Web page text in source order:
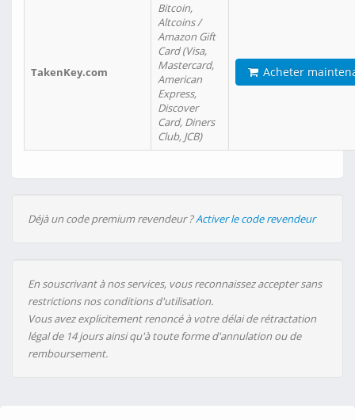
TakenKey.com
Bitcoin,
Altcoins /
Amazon Gift
Card (Visa,
Mastercard,
American
Express,
Discover
Card, Diners
Club, JCB)
Acheter
Déjà un code premium revendeur ?Activer le code revendeur
En souscrivant à nos services, vous reconnaissez accepter sans
restrictions nos conditions d'utilisation.
Vous avez explicitement renoncé à votre délai de rétractation
légal de 14 jours ainsi qu'à toute forme d'annulation ou de
remboursement.